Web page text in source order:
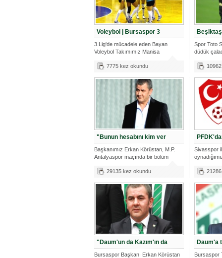
Voleybol | Bursaspor 3
3.Lig'de mücadele eden Bayan
Voleybol Takımımız Manisa
7775 kez okundu
Spor Toto
düdük
"Bunun hesabını kim ver
Başkanımız Erkan Körüstan, M.P.
Antalyaspor maçında bir bölüm
29135 kez okundu
Sivasspor
"Daum'un da Kazım'ın da
Bursaspor Başkanı Erkan Körüstan
Daum'a
Bursaspor